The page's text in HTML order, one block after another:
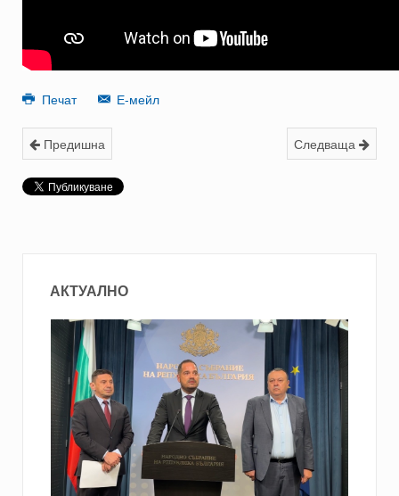
Печат Е-мейл
Предишна Следваща
АКТУАЛНО